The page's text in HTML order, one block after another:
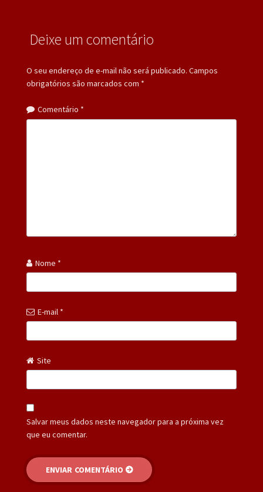
Deixe um comentário
O seu endereço de e-mail não será publicado. Campos
obrigatórios são marcados com *
Comentário *
Nome *
E-mail *
Site
Salvar meus dados neste navegador para a próxima vez
que eu comentar.